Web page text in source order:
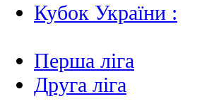
Кубок України :
Перша ліга
Друга ліга